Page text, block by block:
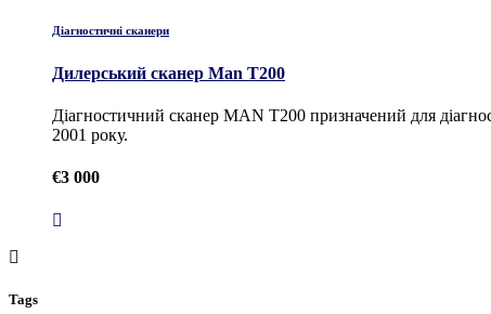
Діагностичні сканери
Дилерський сканер Man T200
Діагностичний сканер MAN T200 призначений для
2001 року.
€3 000
Tags